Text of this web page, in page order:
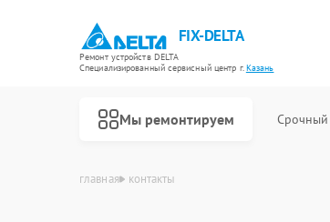
FIX-DELTA
Ремонт устройств DELTA
Специализированный cервисный центр г.Казань
Мы ремонтируем
главная контакты